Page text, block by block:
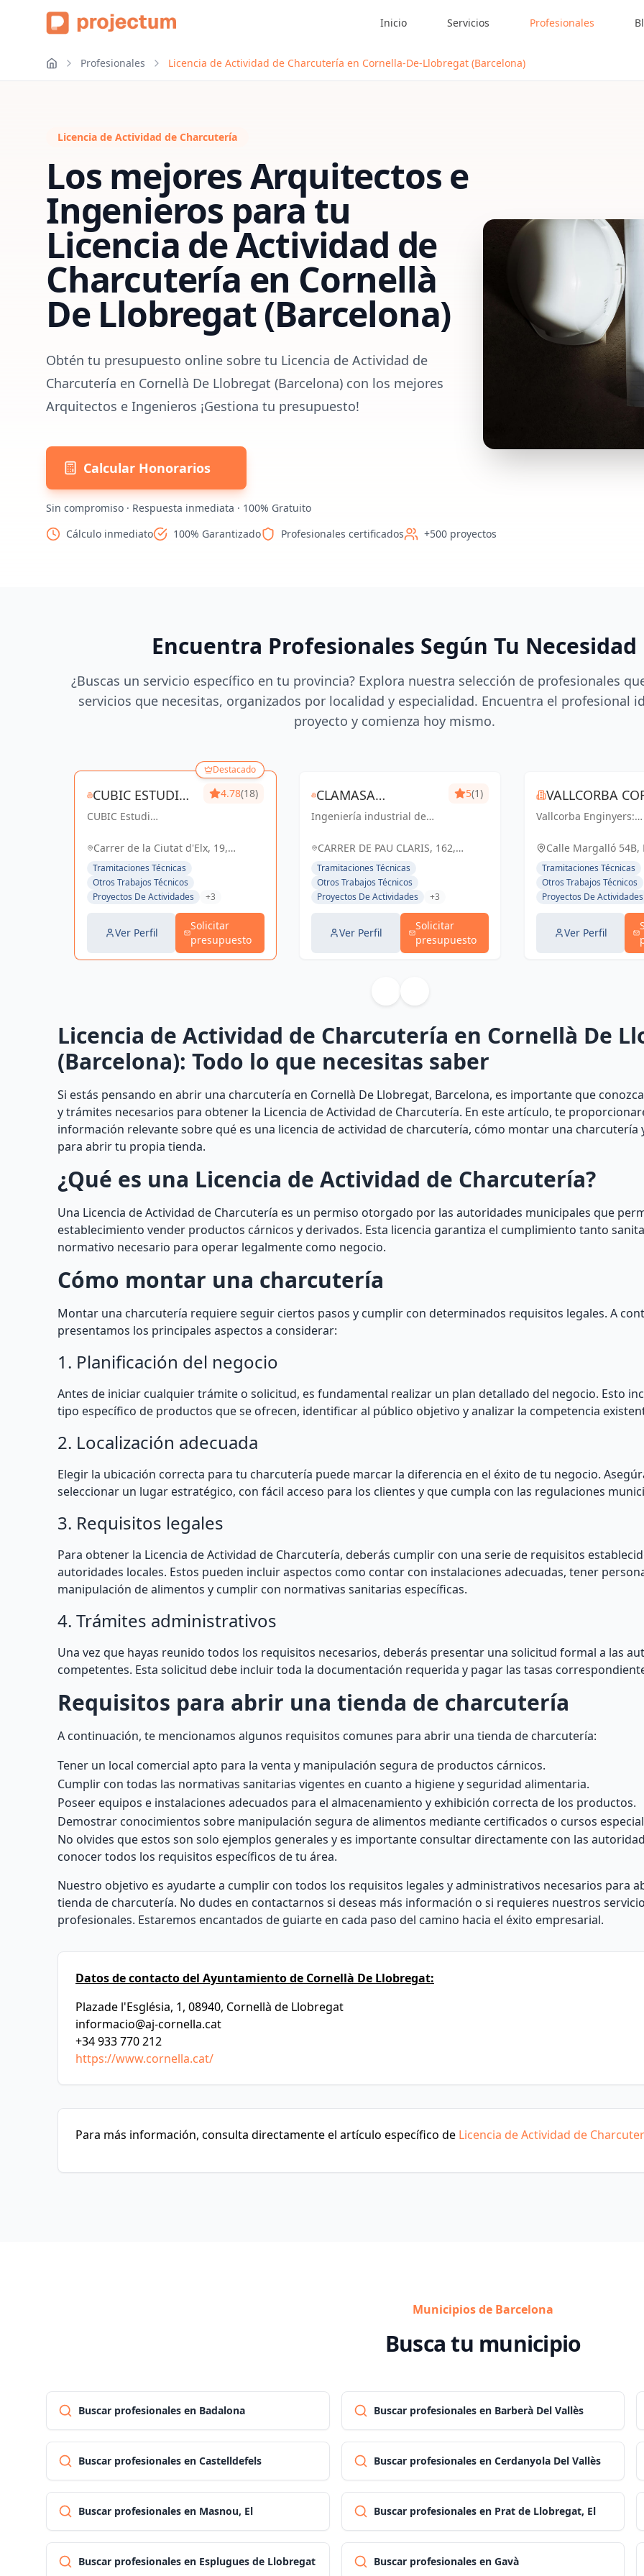
Inicio Servicios Profesionales
Profesionales Licencia de Actividad de Charcutería en Cornella-De-Llobregat (Barcelona)
Licencia de Actividad de Charcutería
Los mejores Arquitectos e
Ingenieros para tu
Licencia de Actividad de
Charcutería en Cornellà
De Llobregat (Barcelona)
Obtén tu presupuesto online sobre tu Licencia de Actividad de
Charcutería en Cornellà De Llobregat (Barcelona) con los mejores
Arquitectos e Ingenieros ¡Gestiona tu presupuesto!
Calcular Honorarios
Sin compromiso · Respuesta inmediata · 100% Gratuito
Cálculo inmediato
100% Garantizado Profesionales certificados +500 proyectos
Encuentra Profesionales Según Tu Necesidad
¿Buscas un servicio específico en tu provincia? Explora nuestra selección de profesionales
servicios que necesitas, organizados por localidad y especialidad. Encuentra el profesional
proyecto y comienza hoy mismo.
Destacado
CUBIC ESTUDI
D'ENGINYERIA
S.L.
CUBIC Estudi
14 años brindando
Arquitectura e
Ingeniería con una
trayectoria sólida y
4.78(18)
Carrer de la Ciutat d'Elx, 19,
Barcelona, España, España
Tramitaciones Técnicas
Otros Trabajos Técnicos
Proyectos De Actividades
+3
Ver Perfil
Solicitar
presupuesto
CLAMASA
INGENIERÍA
INDUSTRIAL Y
SERVICIOS, S.L.
Ingeniería industrial de
Soluciones eficientes para
5(1)
CARRER DE PAU CLARIS, 162,
BARCELONA, ESPAÑA, España
Tramitaciones Técnicas
Otros Trabajos Técnicos
Proyectos De Actividades
+3
Ver Perfil
Solicitar
presupuesto
VALLCORBA
S.L.
Vallcorba Enginyers:
cada proyecto,
espacios inspiradores
el futuro.
Calle Margalló 54B,
Tramitaciones Técnicas
Otros Trabajos Técnicos
Proyectos De Actividades
Ver Perfil
Licencia de Actividad de Charcutería en Cornellà De
(Barcelona): Todo lo que necesitas saber
Si estás pensando en abrir una charcutería en Cornellà De Llobregat, Barcelona, es importante que
y trámites necesarios para obtener la Licencia de Actividad de Charcutería. En este artículo, te
información relevante sobre qué es una licencia de actividad de charcutería, cómo montar una charcutería
para abrir tu propia tienda.
¿Qué es una Licencia de Actividad de Charcutería?
Una Licencia de Actividad de Charcutería es un permiso otorgado por las autoridades municipales que
establecimiento vender productos cárnicos y derivados. Esta licencia garantiza el cumplimiento tanto
normativo necesario para operar legalmente como negocio.
Cómo montar una charcutería
Montar una charcutería requiere seguir ciertos pasos y cumplir con determinados requisitos legales. A
presentamos los principales aspectos a considerar:
1. Planificación del negocio
Antes de iniciar cualquier trámite o solicitud, es fundamental realizar un plan detallado del negocio. Esto
tipo específico de productos que se ofrecen, identificar al público objetivo y analizar la competencia
2. Localización adecuada
Elegir la ubicación correcta para tu charcutería puede marcar la diferencia en el éxito de tu negocio.
seleccionar un lugar estratégico, con fácil acceso para los clientes y que cumpla con las regulaciones
3. Requisitos legales
Para obtener la Licencia de Actividad de Charcutería, deberás cumplir con una serie de requisitos
autoridades locales. Estos pueden incluir aspectos como contar con instalaciones adecuadas, tener
manipulación de alimentos y cumplir con normativas sanitarias específicas.
4. Trámites administrativos
Una vez que hayas reunido todos los requisitos necesarios, deberás presentar una solicitud formal a las
competentes. Esta solicitud debe incluir toda la documentación requerida y pagar las tasas
Requisitos para abrir una tienda de charcutería
A continuación, te mencionamos algunos requisitos comunes para abrir una tienda de charcutería:
Tener un local comercial apto para la venta y manipulación segura de productos cárnicos.
Cumplir con todas las normativas sanitarias vigentes en cuanto a higiene y seguridad alimentaria.
Poseer equipos e instalaciones adecuados para el almacenamiento y exhibición correcta de los productos.
Demostrar conocimientos sobre manipulación segura de alimentos mediante certificados o cursos
No olvides que estos son solo ejemplos generales y es importante consultar directamente con las
conocer todos los requisitos específicos de tu área.
Nuestro objetivo es ayudarte a cumplir con todos los requisitos legales y administrativos necesarios para
tienda de charcutería. No dudes en contactarnos si deseas más información o si requieres nuestros
profesionales. Estaremos encantados de guiarte en cada paso del camino hacia el éxito empresarial.
Datos de contacto del Ayuntamiento de Cornellà De Llobregat:
Plazade l'Església, 1, 08940, Cornellà de Llobregat
informacio@aj-cornella.cat
+34 933 770 212
https://www.cornella.cat/
Para más información, consulta directamente el artículo específico de Licencia de Actividad de
Municipios de Barcelona
Busca tu municipio
Buscar profesionales en Badalona Buscar profesionales en Barberà Del Vallès
Buscar profesionales en Castelldefels Buscar profesionales en Cerdanyola Del Vallès
Buscar profesionales en Masnou, El Buscar profesionales en Prat de Llobregat, El
Buscar profesionales en Esplugues de Llobregat Buscar profesionales en Gavà